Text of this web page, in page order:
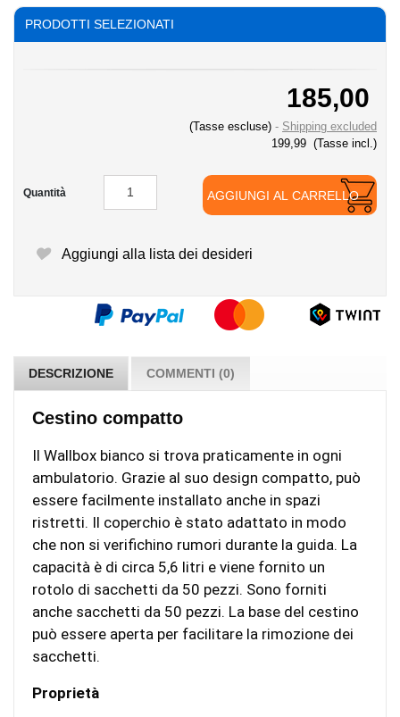
PRODOTTI SELEZIONATI
185,00
(Tasse escluse)
Shipping excluded
199,99 (Tasse incl.)
Quantità AGGIUNGI AL CARRELLO
Aggiungi alla lista dei desideri
DESCRIZIONE COMMENTI (0)
Cestino compatto
Il Wallbox bianco si trova praticamente in ogni
ambulatorio. Grazie al suo design compatto, può
essere facilmente installato anche in spazi
ristretti. Il coperchio è stato adattato in modo
che non si verifichino rumori durante la guida. La
capacità è di circa 5,6 litri e viene fornito un
rotolo di sacchetti da 50 pezzi. Sono forniti
anche sacchetti da 50 pezzi. La base del cestino
può essere aperta per facilitare la rimozione dei
sacchetti.
Proprietà